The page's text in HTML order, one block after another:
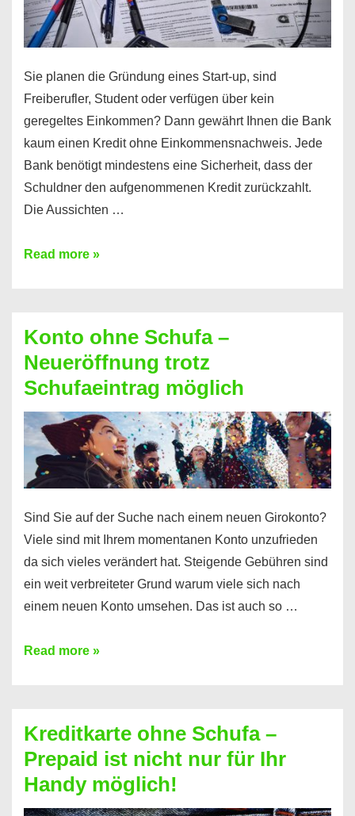
Sie planen die Gründung eines Start-up, sind
Freiberufler, Student oder verfügen über kein
geregeltes Einkommen? Dann gewährt Ihnen die Bank
kaum einen Kredit ohne Einkommensnachweis. Jede
Bank benötigt mindestens eine Sicherheit, dass der
Schuldner den aufgenommenen Kredit zurückzahlt.
Die Aussichten …
Mit
Sie
einen
Kredit
ohne
Einkommensnachweis
Read more »
Konto ohne Schufa –
Neueröffnung trotz
Schufaeintrag möglich
Sind Sie auf der Suche nach einem neuen Girokonto?
Viele sind mit Ihrem momentanen Konto unzufrieden
da sich vieles verändert hat. Steigende Gebühren sind
ein weit verbreiteter Grund warum viele sich nach
einem neuen Konto umsehen. Das ist auch so …
Konto
Neueröffnung
trotz
Schufaeintrag
möglich
Read more »
Kreditkarte ohne Schufa –
Prepaid ist nicht nur für Ihr
Handy möglich!